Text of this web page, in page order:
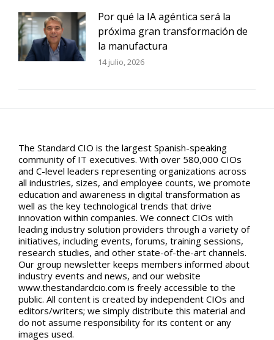
Por qué la IA agéntica será la
próxima gran transformación de
la manufactura
14 julio, 2026
The Standard CIO is the largest Spanish-speaking
community of IT executives. With over 580,000 CIOs
and C-level leaders representing organizations across
all industries, sizes, and employee counts, we promote
education and awareness in digital transformation as
well as the key technological trends that drive
innovation within companies. We connect CIOs with
leading industry solution providers through a variety of
initiatives, including events, forums, training sessions,
research studies, and other state-of-the-art channels.
Our group newsletter keeps members informed about
industry events and news, and our website
www.thestandardcio.com is freely accessible to the
public. All content is created by independent CIOs and
editors/writers; we simply distribute this material and
do not assume responsibility for its content or any
images used.